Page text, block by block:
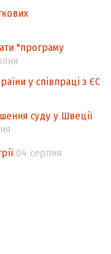
"програму
у співпраці з ЄС
суду у Швеції
04 серпня